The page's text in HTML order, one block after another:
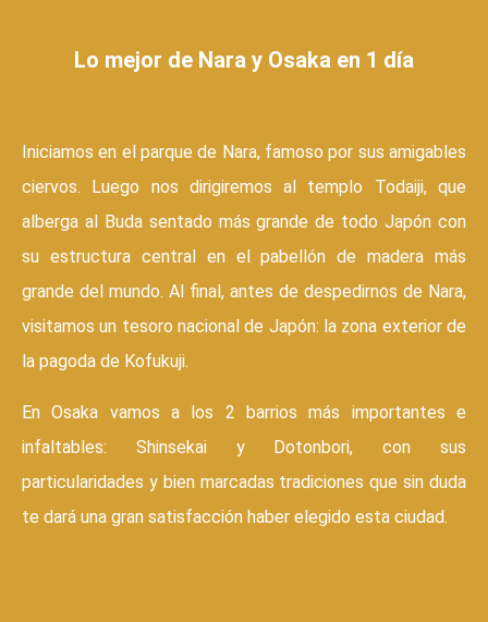
Lo mejor de Nara y Osaka en 1 día
Iniciamos en el parque de Nara, famoso por sus amigables
ciervos. Luego nos dirigiremos al templo Todaiji, que
alberga al Buda sentado más grande de todo Japón con
su estructura central en el pabellón de madera más
grande del mundo. Al final, antes de despedirnos de Nara,
visitamos un tesoro nacional de Japón: la zona exterior de
la pagoda de Kofukuji.
En Osaka vamos a los 2 barrios más importantes e
infaltables: Shinsekai y Dotonbori, con sus
particularidades y bien marcadas tradiciones que sin duda
te dará una gran satisfacción haber elegido esta ciudad.